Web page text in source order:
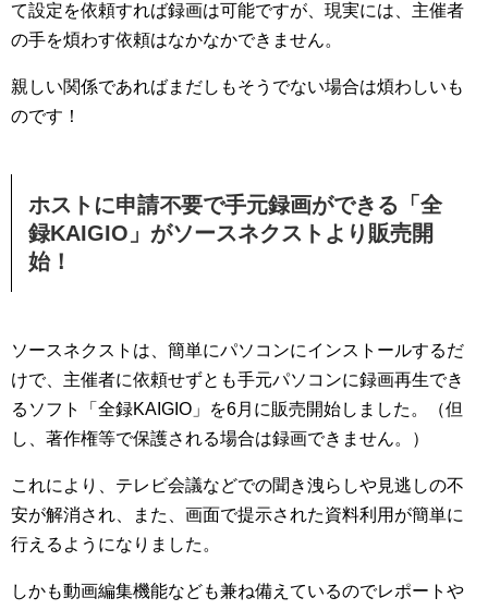
て設定を依頼すれば録画は可能ですが、現実には、主催者
の手を煩わす依頼はなかなかできません。
親しい関係であればまだしもそうでない場合は煩わしいも
のです！
ホストに申請不要で手元録画ができる「全
録KAIGIO」がソースネクストより販売開
始！
ソースネクストは、簡単にパソコンにインストールするだ
けで、主催者に依頼せずとも手元パソコンに録画再生でき
るソフト「全録KAIGIO」を6月に販売開始しました。（但
し、著作権等で保護される場合は録画できません。）
これにより、テレビ会議などでの聞き洩らしや見逃しの不
安が解消され、また、画面で提示された資料利用が簡単に
行えるようになりました。
しかも動画編集機能なども兼ね備えているのでレポートや